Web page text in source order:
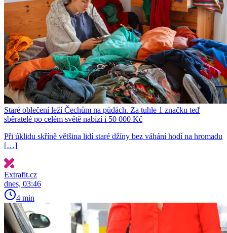
Staré oblečení leží Čechům na půdách. Za tuhle 1 značku teď
sběratelé po celém světě nabízí i 50 000 Kč
Při úklidu skříně většina lidí staré džíny bez váhání hodí na hromadu
[…]
Extrafit.cz
dnes, 03:46
4 min